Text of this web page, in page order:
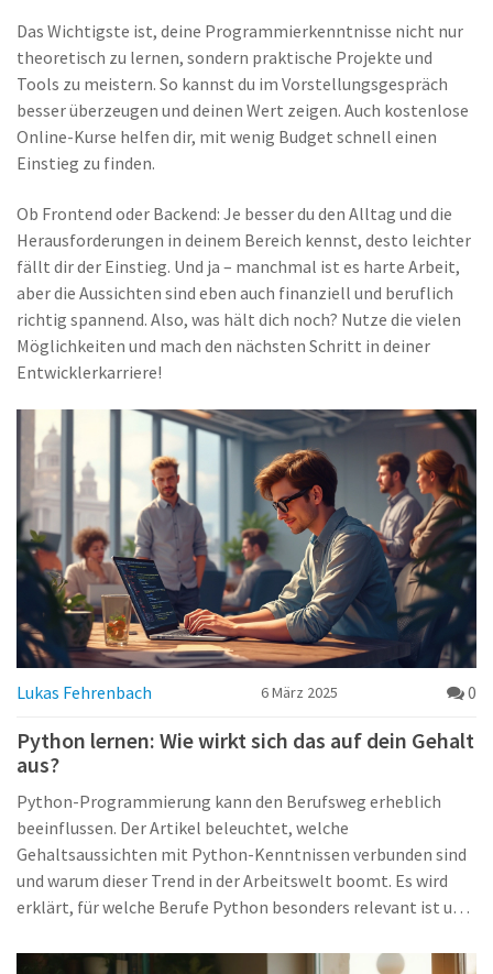
Das Wichtigste ist, deine Programmierkenntnisse nicht nur
theoretisch zu lernen, sondern praktische Projekte und
Tools zu meistern. So kannst du im Vorstellungsgespräch
besser überzeugen und deinen Wert zeigen. Auch kostenlose
Online-Kurse helfen dir, mit wenig Budget schnell einen
Einstieg zu finden.
Ob Frontend oder Backend: Je besser du den Alltag und die
Herausforderungen in deinem Bereich kennst, desto leichter
fällt dir der Einstieg. Und ja – manchmal ist es harte Arbeit,
aber die Aussichten sind eben auch finanziell und beruflich
richtig spannend. Also, was hält dich noch? Nutze die vielen
Möglichkeiten und mach den nächsten Schritt in deiner
Entwicklerkarriere!
Lukas Fehrenbach 6 März 2025 0
Python lernen: Wie wirkt sich das auf dein Gehalt
aus?
Python-Programmierung kann den Berufsweg erheblich
beeinflussen. Der Artikel beleuchtet, welche
Gehaltsaussichten mit Python-Kenntnissen verbunden sind
und warum dieser Trend in der Arbeitswelt boomt. Es wird
erklärt, für welche Berufe Python besonders relevant ist und
Ein Blick auf die Nachfrage des Arbeitsmarkts und die